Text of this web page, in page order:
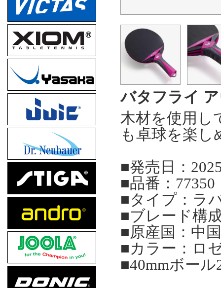
バタフライ
木材を使用し
も卓球を楽
■発売日：
■品番：77350
■タイプ：ラ
■ブレード構
■原産国：中国
■カラー：ロ
■40mmボール